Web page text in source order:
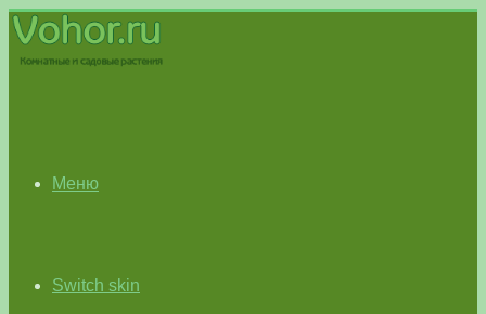
Меню
Switch skin